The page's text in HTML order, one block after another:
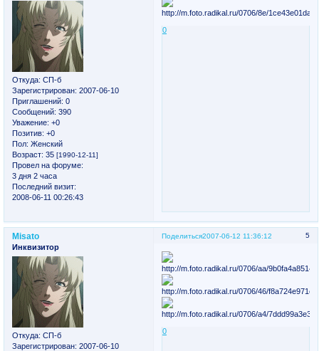
Откуда: СП-б
Зарегистрирован: 2007-06-10
Приглашений: 0
Сообщений: 390
Уважение: +0
Позитив: +0
Пол: Женский
Возраст: 35 [1990-12-11]
Провел на форуме:
3 дня 2 часа
Последний визит:
2008-06-11 00:26:43
0
Поделиться 5
2007-06-12 11:36:12
Misato
Инквизитор
Откуда: СП-б
Зарегистрирован: 2007-06-10
0